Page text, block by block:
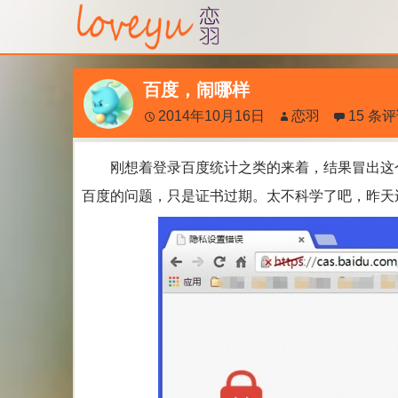
百度，闹哪样
2014年10月16日 恋羽 15 条
刚想着登录百度统计之类的来着，结果冒出这
百度的问题，只是证书过期。太不科学了吧，昨